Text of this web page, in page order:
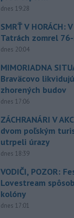
dnes 19:28
SMRŤ V HORÁCH:
Tatrách zomrel
dnes 20:04
MIMORIADNA
Braväcovo
zhorených budov
dnes 17:06
ZÁCHRANÁRI V
dvom poľským
utrpeli úrazy
dnes 18:39
VODIČI, POZOR:
Lovestream
kolóny
dnes 17:01